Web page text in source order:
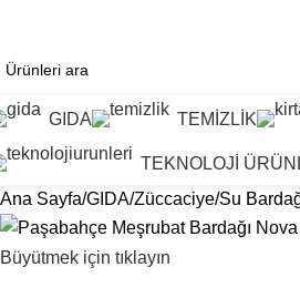
GIDA TEMİZLİK
TEKNOLOJİ
Ana Sayfa GIDA Züccaciye Su
Büyütmek için tıklayın